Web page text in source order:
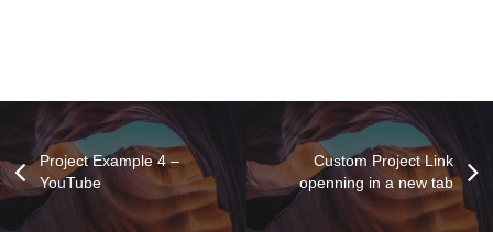
Project Example 4 –
YouTube
Custom Project Link
openning in a new tab